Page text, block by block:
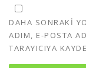
DAHA SONRAKI
ADIM, E-POSTA
TARAYICIYA